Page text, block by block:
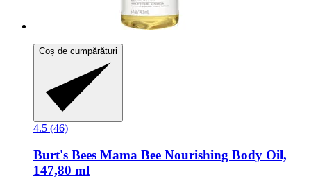
Coș de cumpărături
4.5 (46)
Burt's Bees Mama Bee Nourishing Body Oil,
147,80 ml